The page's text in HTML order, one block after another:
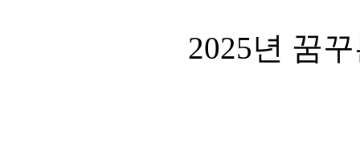
2025년 꿈